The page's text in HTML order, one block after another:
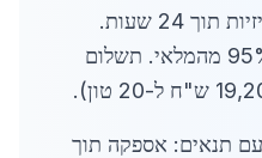
ספקים שולחים דוגמאות פיזיות תוך 24 שעות.
בעפולה, זמינות גבוהה ל-95% מהמלאי. תשלום
עם תנאים: אספקה תוך